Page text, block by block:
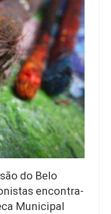
do Belo
encontra-
Municipal